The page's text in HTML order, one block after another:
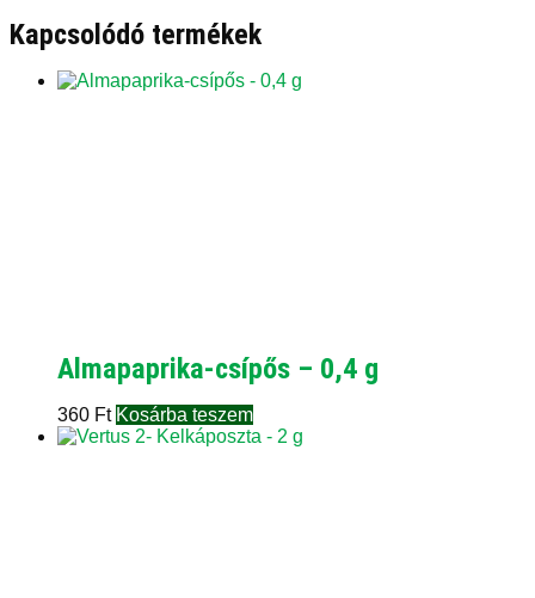
Kapcsolódó termékek
Almapaprika-csípős – 0,4 g
360 Ft Kosárba teszem